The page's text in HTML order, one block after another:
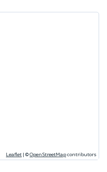
Leaflet | ©OpenStreetMapcontributors